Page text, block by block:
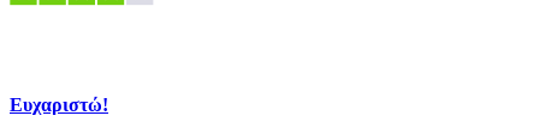
Ευχαριστώ!